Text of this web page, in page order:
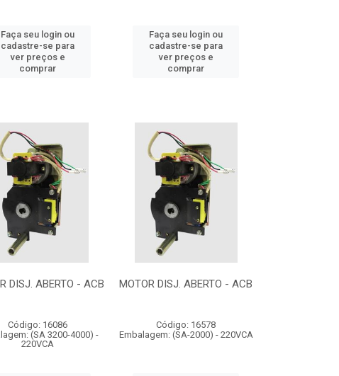
Faça seu login ou
cadastre-se para
ver preços e
comprar
Faça seu login ou
cadastre-se para
ver preços e
comprar
DISJ. ABERTO - ACB
Código: 16086
(SA 3200-4000) -
220VCA
MOTOR DISJ. ABERTO - ACB
Código: 16578
Embalagem: (SA-2000) - 220VCA